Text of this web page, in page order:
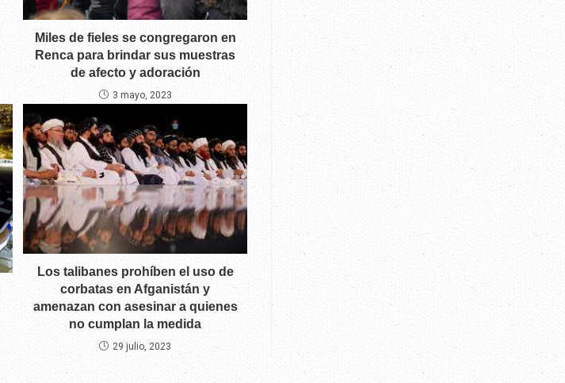
Miles de fieles se congregaron en
Renca para brindar sus muestras
de afecto y adoración
3 mayo, 2023
Los talibanes prohíben el uso de
corbatas en Afganistán y
amenazan con asesinar a quienes
no cumplan la medida
29 julio, 2023